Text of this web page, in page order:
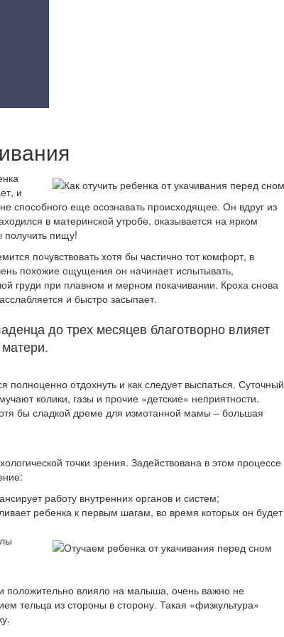
и
способного еще осознавать происходящее. Он вдруг из
в материнской утробе, оказывается на ярком
получить пищу!
почувствовать хотя бы частично тот комфорт, в
похожие ощущения он начинает испытывать,
груди при плавном и мерном покачивании. Кроха снова
и быстро засыпает.
до трех месяцев благотворно влияет
отдохнуть и как следует выспаться. Суточный
колики, газы и прочие «детские» неприятности.
бы сладкой дреме для измотанной мамы – большая
точки зрения. Задействована в этом процессе
работу внутренних органов и систем;
ребенка к первым шагам, во время которых он будет
положительно влияло на малыша, очень важно не
тельца из стороны в сторону. Такая «физкультура»